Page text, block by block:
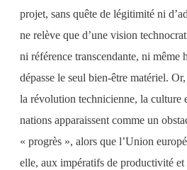
projet, sans quête de légitimité ni
ne relève que d’une vision
ni référence transcendante, ni même
dépasse le seul bien-être matériel.
la révolution technicienne, la culture
nations apparaissent comme un
« progrès », alors que l’Union
elle, aux impératifs de productivité et